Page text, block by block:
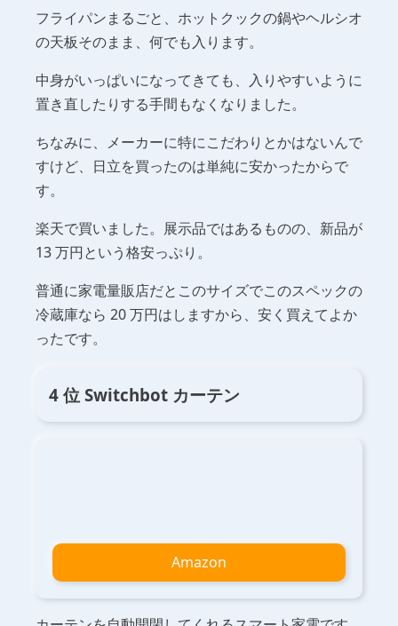
フライパンまるごと、ホットクックの鍋やヘルシオ
の天板そのまま、何でも入ります。
中身がいっぱいになってきても、入りやすいように
置き直したりする手間もなくなりました。
ちなみに、メーカーに特にこだわりとかはないんで
すけど、日立を買ったのは単純に安かったからで
す。
楽天で買いました。展示品ではあるものの、新品が
13 万円という格安っぷり。
普通に家電量販店だとこのサイズでこのスペックの
冷蔵庫なら 20 万円はしますから、安く買えてよか
ったです。
4 位 Switchbot カーテン
Amazon